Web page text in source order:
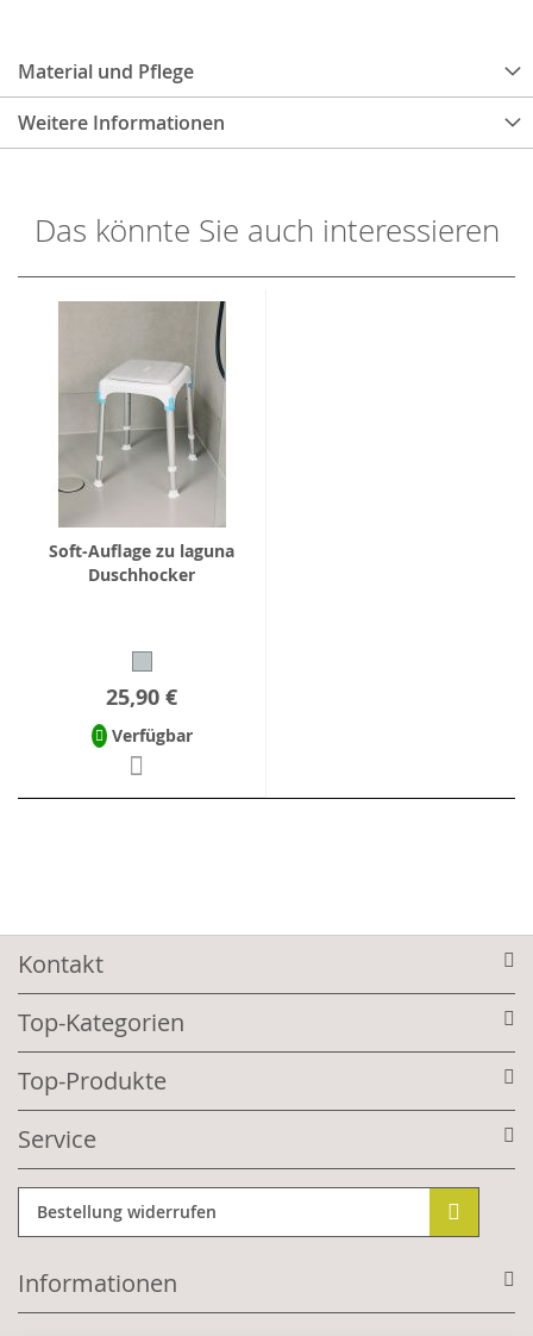
Material und Pflege
Weitere Informationen
Das könnte Sie auch interessieren
Soft-Auflage zu laguna
Duschhocker
25,90 €
Verfügbar
Kontakt
Top-Kategorien
Top-Produkte
Service
Bestellung widerrufen
Informationen